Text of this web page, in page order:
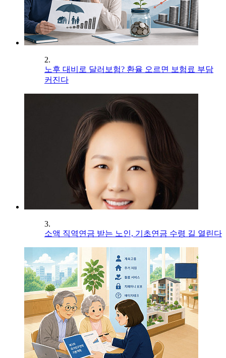
2.
노후 대비로 달러보험? 환율 오르면 보험료 부담
커진다
3.
소액 직역연금 받는 노인, 기초연금 수령 길 열린다